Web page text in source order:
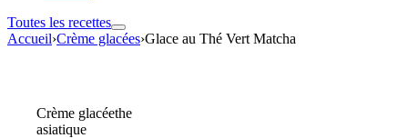
Toutes les recettes
Accueil›Crème glacées›Glace au Thé Vert Matcha
Crème glacéethe
asiatique